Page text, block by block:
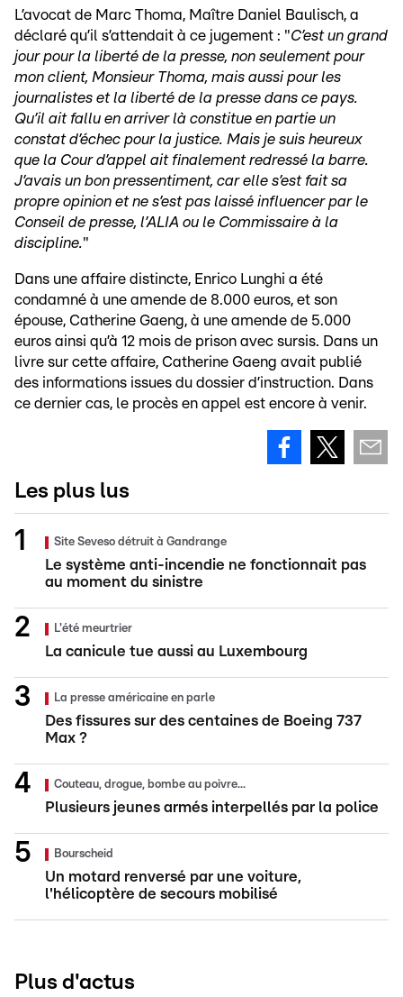
L’avocat de Marc Thoma, Maître Daniel Baulisch, a
déclaré qu’il s’attendait à ce jugement : "C’est un grand
jour pour la liberté de la presse, non seulement pour
mon client, Monsieur Thoma, mais aussi pour les
journalistes et la liberté de la presse dans ce pays.
Qu’il ait fallu en arriver là constitue en partie un
constat d’échec pour la justice. Mais je suis heureux
que la Cour d’appel ait finalement redressé la barre.
J’avais un bon pressentiment, car elle s’est fait sa
propre opinion et ne s’est pas laissé influencer par le
Conseil de presse, l’ALIA ou le Commissaire à la
discipline."
Dans une affaire distincte, Enrico Lunghi a été
condamné à une amende de 8.000 euros, et son
épouse, Catherine Gaeng, à une amende de 5.000
euros ainsi qu’à 12 mois de prison avec sursis. Dans un
livre sur cette affaire, Catherine Gaeng avait publié
des informations issues du dossier d’instruction. Dans
ce dernier cas, le procès en appel est encore à venir.
Les plus lus
Site Seveso détruit à Gandrange
Le système anti-incendie ne fonctionnait pas
au moment du sinistre
L'été meurtrier
La canicule tue aussi au Luxembourg
La presse américaine en parle
Des fissures sur des centaines de Boeing 737
Max ?
Couteau, drogue, bombe au poivre...
Plusieurs jeunes armés interpellés par la police
Bourscheid
Un motard renversé par une voiture,
l'hélicoptère de secours mobilisé
Plus d'actus